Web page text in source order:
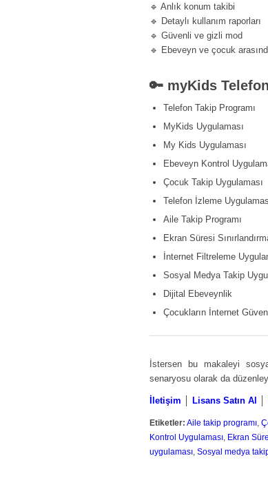
🔹 Anlık konum takibi
🔹 Detaylı kullanım raporları
🔹 Güvenli ve gizli mod
🔹 Ebeveyn ve çocuk
🔑 myKids
Telefon Takip Programı
MyKids Uygulaması
My Kids Uygulaması
Ebeveyn Kontrol
Çocuk Takip Uygulaması
Telefon İzleme
Aile Takip Programı
Ekran Süresi
İnternet Filtreleme
Sosyal Medya Takip
Dijital Ebeveynlik
Çocukların İnternet
İstersen bu makaleyi
senaryosu olarak da
İletişim Lisans Satın Al
Etiketler: Aile takip programı
Kontrol Uygulaması Ekran
uygulaması Sosyal medya